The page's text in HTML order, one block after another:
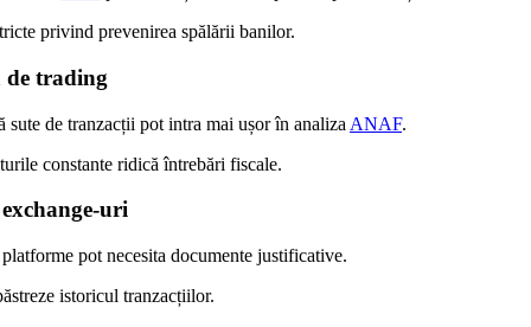
privind prevenirea spălării banilor.
de trading
sute de tranzacții pot intra mai ușor în analiza ANAF.
constante ridică întrebări fiscale.
uri
pot necesita documente justificative.
istoricul tranzacțiilor.